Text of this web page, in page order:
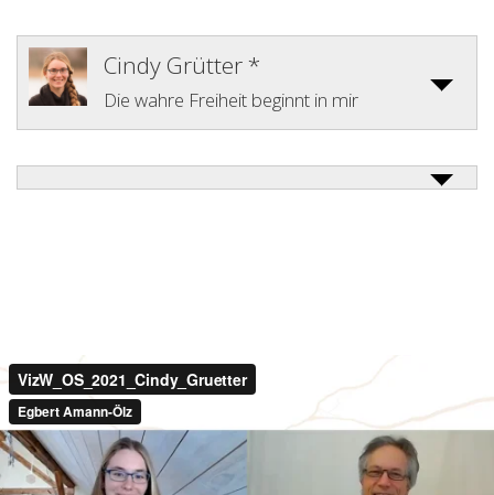
Cindy Grütter *
Die wahre Freiheit beginnt in mir